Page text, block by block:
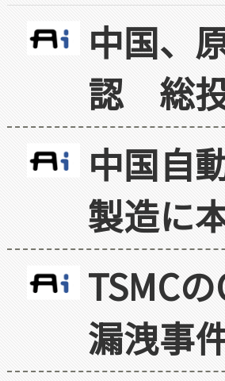
中国、
認 総
中国自
製造に
TSMC
漏洩事